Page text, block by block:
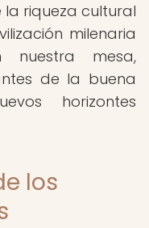
riqueza cultural
milenaria
nuestra mesa,
de la buena
horizontes
los